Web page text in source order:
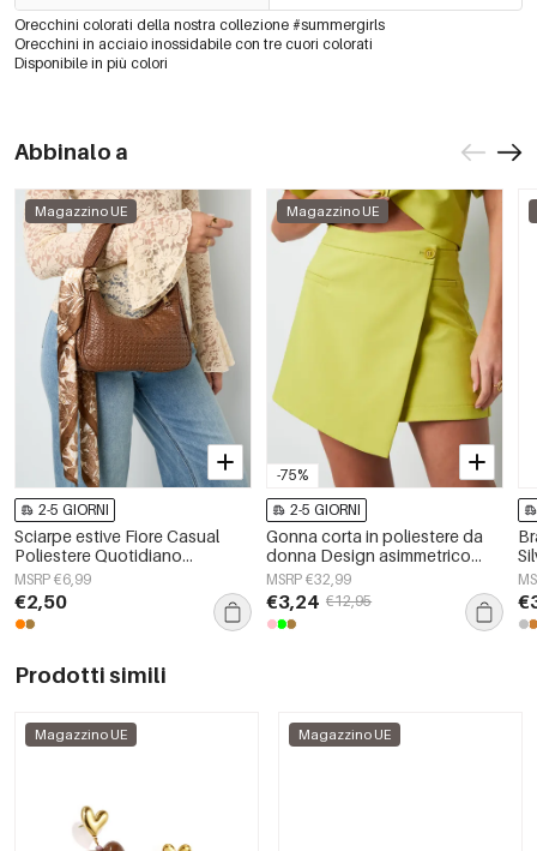
Orecchini colorati della nostra collezione #summergirls
Orecchini in acciaio inossidabile con tre cuori colorati
Disponibile in più colori
Abbinalo a
Magazzino UE
2-5 GIORNI
Sciarpe estive Fiore Casual
Poliestere Quotidiano
Accessori
MSRP €6,99
€2,50
-75%
Magazzino UE
2-5 GIORNI
Gonna corta in poliestere da
donna Design asimmetrico
con sovrapposizione
MSRP €32,99
€3,24 €12,95
Prodotti simili
Magazzino UE Magazzino UE